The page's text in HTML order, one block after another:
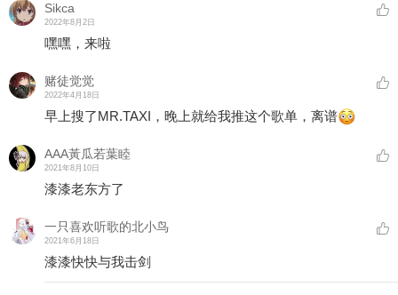
Sikca
2022年8月2日
嘿嘿，来啦
赌徒觉觉
2022年4月18日
早上搜了MR.TAXI，晚上就给我推这个歌单，离谱
AAA黃瓜若葉睦
2021年8月10日
漆漆老东方了
一只喜欢听歌的北小鸟
2021年6月18日
漆漆快快与我击剑